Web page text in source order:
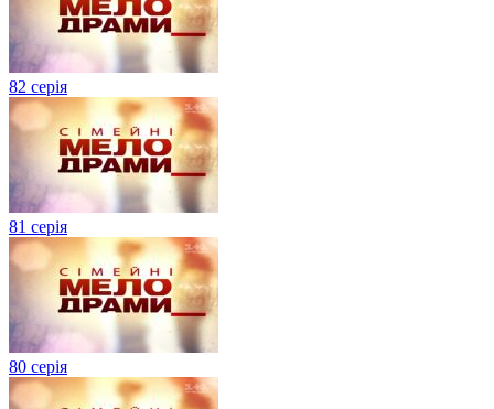
82 серія
81 серія
80 серія